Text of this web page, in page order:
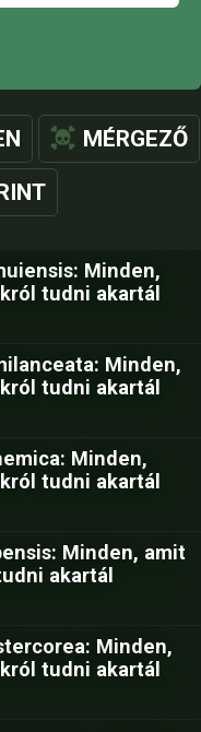
MÉRGEZŐ
Minden,
tudni akartál
Minden,
tudni akartál
Minden,
tudni akartál
Minden, amit
akartál
Minden,
tudni akartál